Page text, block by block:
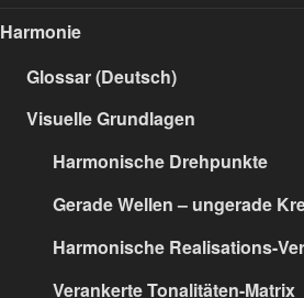
Harmonie
Glossar (Deutsch)
Visuelle Grundlagen
Harmonische Drehpunkte
Gerade Wellen – ungerade
Harmonische Realisations-
Verankerte Tonalitäten-Matrix